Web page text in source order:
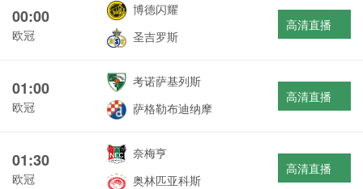
00:00
欧冠
博德闪耀
圣吉罗斯
高清直播
01:00
欧冠
考诺萨基列斯
萨格勒布迪纳摩
高清直播
01:30
欧冠
奈梅亨
奥林匹亚科斯
高清直播